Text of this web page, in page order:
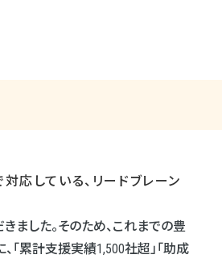
応している、リードブレーン
ました。そのため、これまでの豊
「累計支援実績1,500社超」「助成